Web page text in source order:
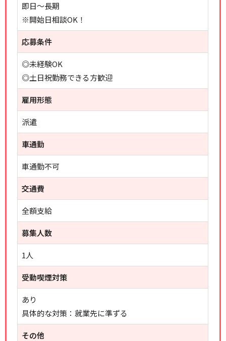
即日～長期
※開始日相談OK！
応募条件
◎未経験OK
◎土日祝勤務できる方歓迎
雇用形態
派遣
車通勤
車通勤不可
交通費
全額支給
募集人数
1人
受動喫煙対策
あり
具体的な対策：就業先に準ずる
その他